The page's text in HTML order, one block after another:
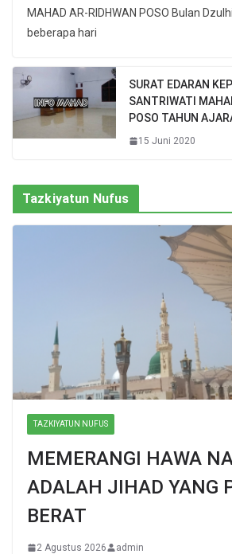
MAHAD AR-RIDHWAN POSO Bulan
beberapa hari
SURAT EDARAN
SANTRIWATI
POSO TAHUN
15 Juni 2020
Tazkiyatun Nufus
TAZKIYATUN NUFUS
MEMERANGI HAWA
ADALAH JIHAD YANG
BERAT
2 Agustus 2026 admin